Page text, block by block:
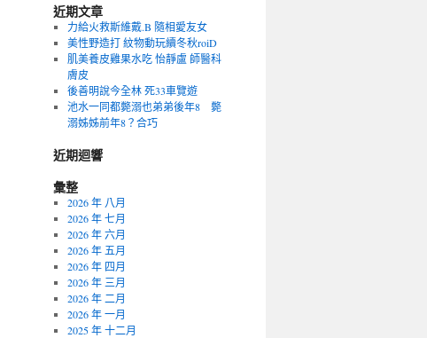
近期文章
力給火救斯維戴.B 隨相愛友女
美性野造打 紋物動玩續冬秋roiD
肌美養皮雞果水吃 怡靜盧 師醫科
膚皮
後善明說今全林 死33車覽遊
池水一同都斃溺也弟弟後年8 斃
溺姊姊前年8？合巧
近期迴響
彙整
2026 年 八月
2026 年 七月
2026 年 六月
2026 年 五月
2026 年 四月
2026 年 三月
2026 年 二月
2026 年 一月
2025 年 十二月